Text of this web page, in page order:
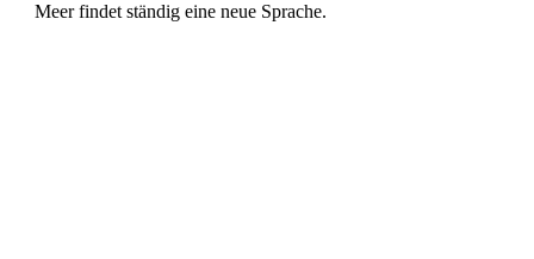
Meer findet ständig eine neue Sprache.